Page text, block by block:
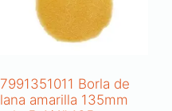
7991351011 Borla de
lana amarilla 135mm